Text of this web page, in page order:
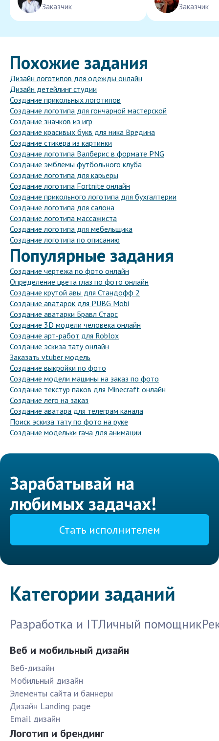
Заказчик
Заказчик
Похожие задания
Дизайн логотипов для одежды онлайн
Дизайн детейлинг студии
Создание прикольных логотипов
Создание логотипа для гончарной мастерской
Создание значков из игр
Создание красивых букв для ника Вредина
Создание стикера из картинки
Создание логотипа Валберис в формате PNG
Создание эмблемы футбольного клуба
Создание логотипа для карьеры
Создание логотипа Fortnite онлайн
Создание прикольного логотипа для бухгалтерии
Создание логотипа для салона
Создание логотипа массажиста
Создание логотипа для мебельщика
Создание логотипа по описанию
Популярные задания
Создание чертежа по фото онлайн
Определение цвета глаз по фото онлайн
Создание крутой авы для Стандофф 2
Создание аватарок для PUBG Mobi
Создание аватарки Бравл Старс
Создание 3D модели человека онлайн
Создание арт-работ для Roblox
Создание эскиза тату онлайн
Заказать vtuber модель
Создание выкройки по фото
Создание модели машины на заказ по фото
Создание текстур паков для Minecraft онлайн
Создание лего на заказ
Создание аватара для телеграм канала
Поиск эскиза тату по фото на руке
Создание модельки гача для анимации
Зарабатывай на
любимых задачах!
Стать исполнителем
Категории заданий
Разработка и ITЛичный помощник
Веб и мобильный дизайн
Веб-дизайн
Мобильный дизайн
Элементы сайта и баннеры
Дизайн Landing page
Email дизайн
Логотип и брендинг